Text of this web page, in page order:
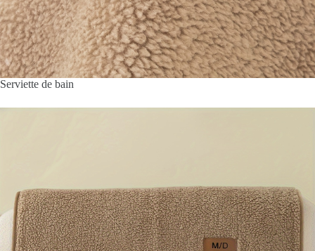
Serviette de bain